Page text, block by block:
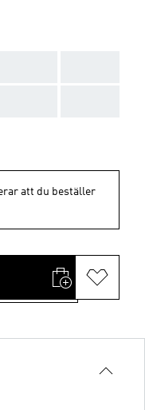
att du beställer